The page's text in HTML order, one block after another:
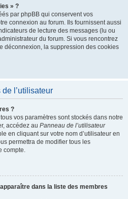
» ?
par phpBB qui conservent vos
connexion au forum. Ils fournissent aussi
de lecture des messages (lu ou
du forum. Si vous rencontrez
déconnexion, la suppression des cookies
l’utilisateur
?
vos paramètres sont stockés dans notre
accédez au Panneau de l’utilisateur
en cliquant sur votre nom d’utilisateur en
permettra de modifier tous les
compte.
dans la liste des membres